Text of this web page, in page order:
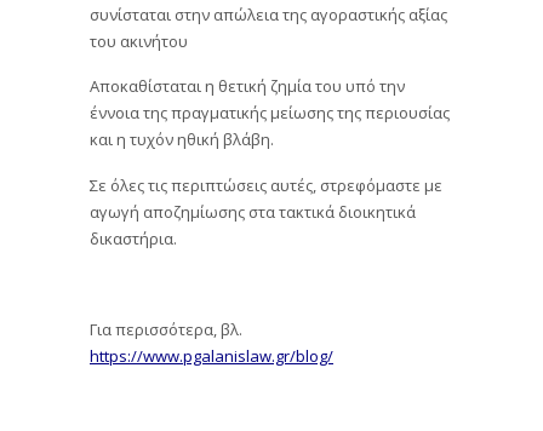
συνίσταται στην απώλεια της αγοραστικής αξίας
του ακινήτου
Αποκαθίσταται η θετική ζημία του υπό την
έννοια της πραγματικής μείωσης της περιουσίας
και η τυχόν ηθική βλάβη.
Σε όλες τις περιπτώσεις αυτές, στρεφόμαστε με
αγωγή αποζημίωσης στα τακτικά διοικητικά
δικαστήρια.
Για περισσότερα, βλ.
https://www.pgalanislaw.gr/blog/